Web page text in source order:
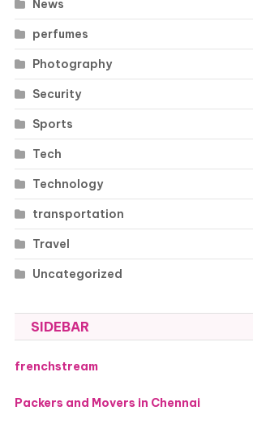
News
perfumes
Photography
Security
Sports
Tech
Technology
transportation
Travel
Uncategorized
SIDEBAR
frenchstream
Packers and Movers in Chennai